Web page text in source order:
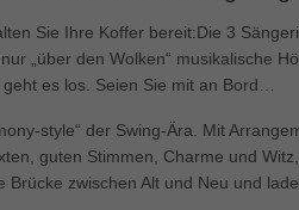
Sie Ihre Koffer bereit:Die 3
„über den Wolken“ musikalische
geht es los. Seien Sie mit an Bord…
style“ der Swing-Ära. Mit
guten Stimmen, Charme und
Brücke zwischen Alt und Neu und
Essenziell (1)
Essenzielle Cookies
Funktion der
Marketing (1)
Marketing-Cookies